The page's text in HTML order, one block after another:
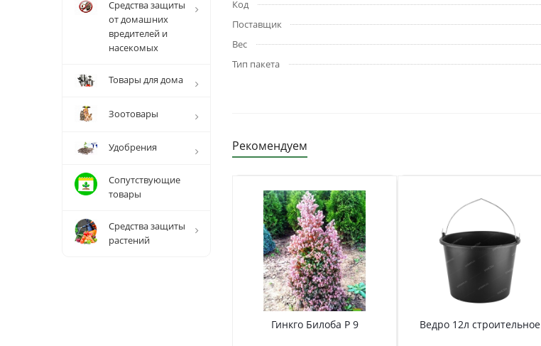
Код
Поставщик
Вес
Тип пакета
Рекомендуем
Гинкго Билоба Р 9 Ведро 12л строительное
Средства защиты
от домашних
вредителей и
насекомых
Товары для дома
Зоотовары
Удобрения
Сопутствующие
товары
Средства защиты
растений